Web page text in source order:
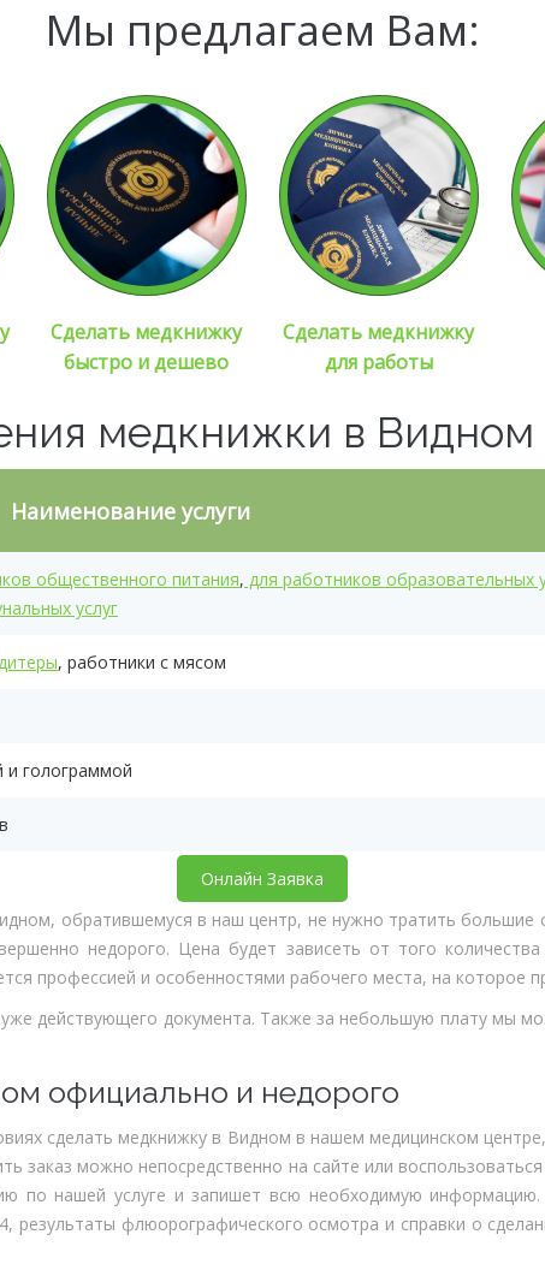
Мы предлагаем Вам:
Сделать медкнижку
быстро и дешево
Сделать медкнижку
для работы
медкнижки в Видном
Наименование услуги
общественного питания, для работников образовательных
услуг
, работники с мясом
и голограммой
Онлайн Заявка
обратившемуся в наш центр, не нужно тратить большие
недорого. Цена будет зависеть от того
профессией и особенностями рабочего места, на которое
действующего документа. Также за небольшую плату мы
официально и недорого
сделать медкнижку в Видном в нашем медицинском
заказ можно непосредственно на сайте или
по нашей услуге и запишет всю необходимую
результаты флюорографического осмотра и справки о